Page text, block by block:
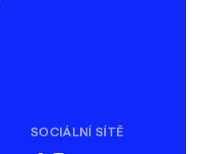
SOCIÁLNÍ SÍTĚ